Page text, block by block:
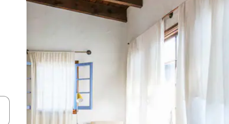
os usando as seta para cima e para baixo do teclado ou tocando